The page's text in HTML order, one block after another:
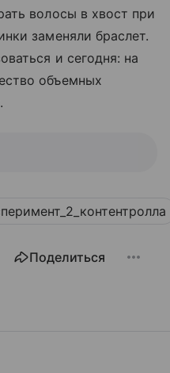
волосы в хвост при
заменяли браслет.
и сегодня: на
объемных
Поделиться